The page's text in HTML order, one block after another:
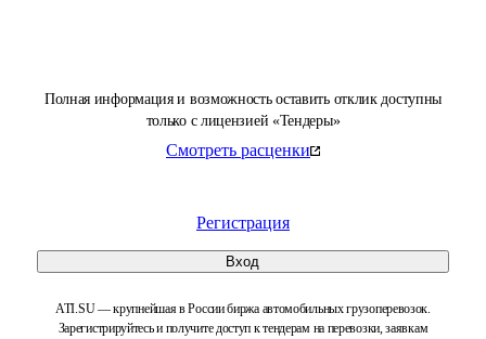
Полная информация и возможность оставить отклик доступны
только с лицензией «Тендеры»
Смотреть расценки
Регистрация
Вход
ATI.SU — крупнейшая в России биржа автомобильных грузоперевозок.
Зарегистрируйтесь и получите доступ к тендерам на перевозки, заявкам